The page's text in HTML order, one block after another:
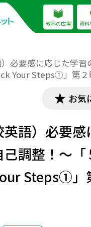
教科の広場 資料
）必要感に応じた学
Your Steps①」第
お気
英語）必要
調整！～「
Steps①」